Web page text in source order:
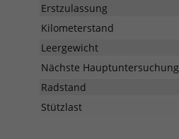
Erstzulassung
Kilometerstand
Leergewicht
Nächste Hauptuntersuchung
Radstand
Stützlast